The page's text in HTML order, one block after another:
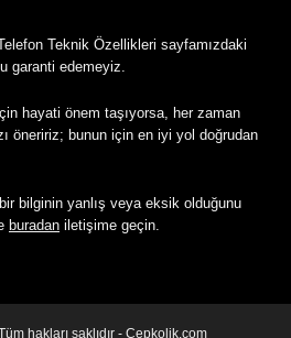
Teknik Özellikleri sayfamızdaki
garanti edemeyiz.
hayati önem taşıyorsa, her zaman
öneririz; bunun için en iyi yol doğrudan
bilginin yanlış veya eksik olduğunu
buradan iletişime geçin.
hakları saklıdır - Cepkolik.com